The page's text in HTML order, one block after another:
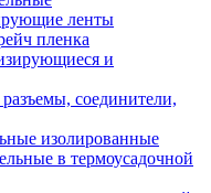
ленты
пленка
и
соединители,
изолированные
в термоусадочной